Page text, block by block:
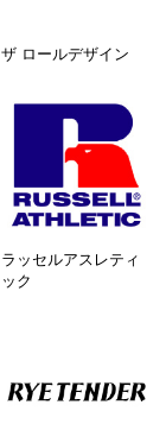
ザ ロールデザイン
ラッセルアスレティ
ック